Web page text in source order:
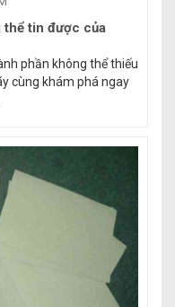
thể tin được của
phần không thể thiếu
cùng khám phá ngay